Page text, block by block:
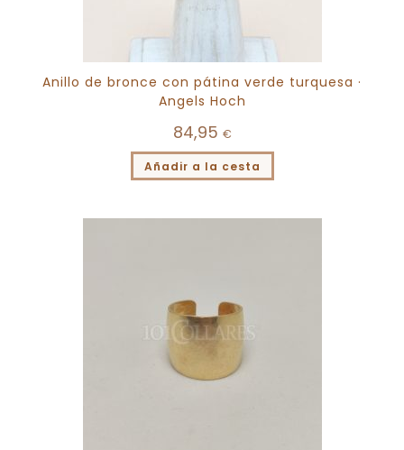
Anillo de bronce con pátina verde turquesa ·
Angels Hoch
84,95 €
Añadir a la cesta